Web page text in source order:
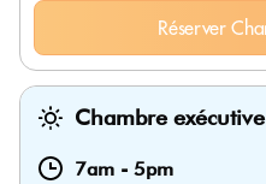
Réserver
Chambre exécutive
7am - 5pm